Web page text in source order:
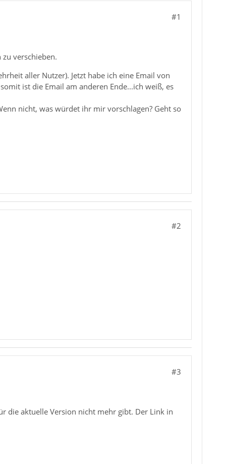
#1
verschieben.
aller Nutzer). Jetzt habe ich eine Email von
ist die Email am anderen Ende...ich weiß, es
nicht, was würdet ihr mir vorschlagen? Geht so
#2
#3
die aktuelle Version nicht mehr gibt. Der Link in